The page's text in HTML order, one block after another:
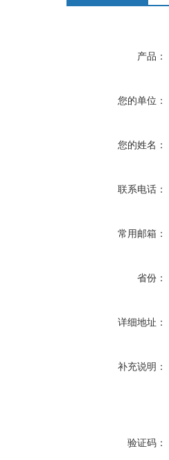
产品：
您的单位：
您的姓名：
联系电话：
常用邮箱：
省份：
详细地址：
补充说明：
验证码：